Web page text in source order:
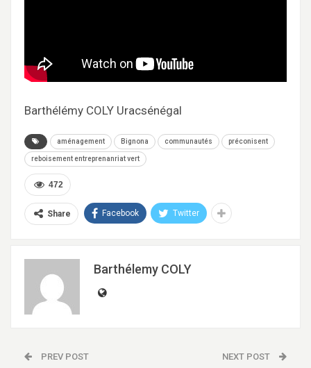
Barthélémy COLY Uracsénégal
aménagement Bignona communautés préconisent
reboisement entreprenanriat vert
472
Share Facebook Twitter
Barthélemy COLY
PREV POST NEXT POST